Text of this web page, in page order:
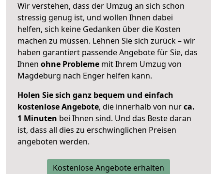
Wir verstehen, dass der Umzug an sich schon
stressig genug ist, und wollen Ihnen dabei
helfen, sich keine Gedanken über die Kosten
machen zu müssen. Lehnen Sie sich zurück – wir
haben garantiert passende Angebote für Sie, das
Ihnen ohne Probleme mit Ihrem Umzug von
Magdeburg nach Enger helfen kann.
Holen Sie sich ganz bequem und einfach
kostenlose Angebote, die innerhalb von nurca.
1 Minuten bei Ihnen sind. Und das Beste daran
ist, dass all dies zu erschwinglichen Preisen
angeboten werden.
Kostenlose Angebote erhalten